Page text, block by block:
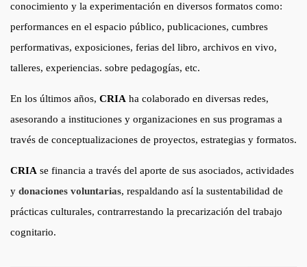
conocimiento y la experimentación en diversos formatos como:
performances en el espacio público, publicaciones, cumbres
performativas, exposiciones, ferias del libro, archivos en vivo,
talleres, experiencias. sobre pedagogías, etc.
En los últimos años, CRIA ha colaborado en diversas redes,
asesorando a instituciones y organizaciones en sus programas a
través de conceptualizaciones de proyectos, estrategias y formatos.
CRIA se financia a través del aporte de sus asociados, actividades
y donaciones voluntarias, respaldando así la sustentabilidad de
prácticas culturales, contrarrestando la precarización del trabajo
cognitario.